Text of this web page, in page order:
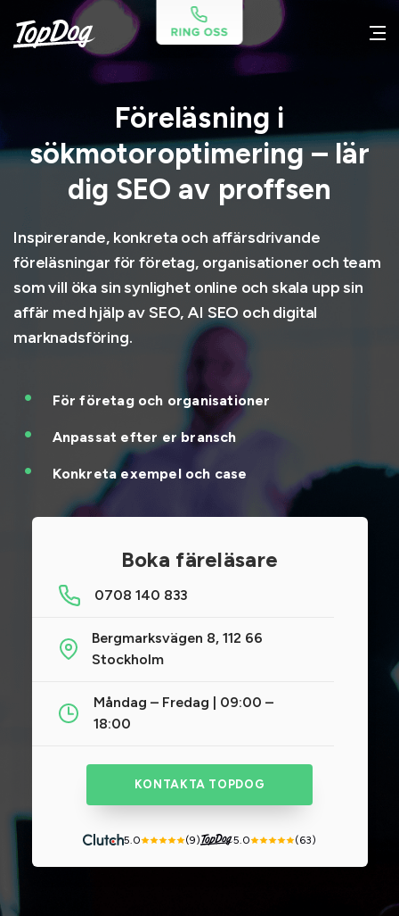
Föreläsning i
sökmotoroptimering – lär
dig SEO av proffsen
Inspirerande, konkreta och affärsdrivande
föreläsningar för företag, organisationer och team
som vill öka sin synlighet online och skala upp sin
affär med hjälp av SEO, AI SEO och digital
marknadsföring.
För företag och organisationer
Anpassat efter er bransch
Konkreta exempel och case
Boka färeläsare
0708 140 833
Bergmarksvägen 8, 112 66
Stockholm
Måndag – Fredag | 09:00 –
18:00
KONTAKTA TOPDOG
5.0 (9) 5.0 (63)